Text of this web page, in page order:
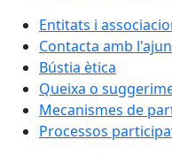
Entitats i
Contacta amb
Bústia ètica
Queixa o
Mecanismes de
Processos